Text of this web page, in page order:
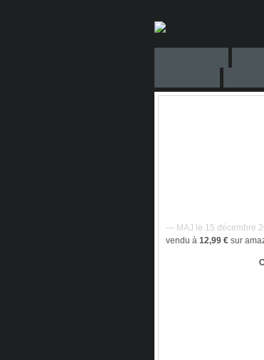
— MAJ le 15 décembre
vendu à 12,99 € sur